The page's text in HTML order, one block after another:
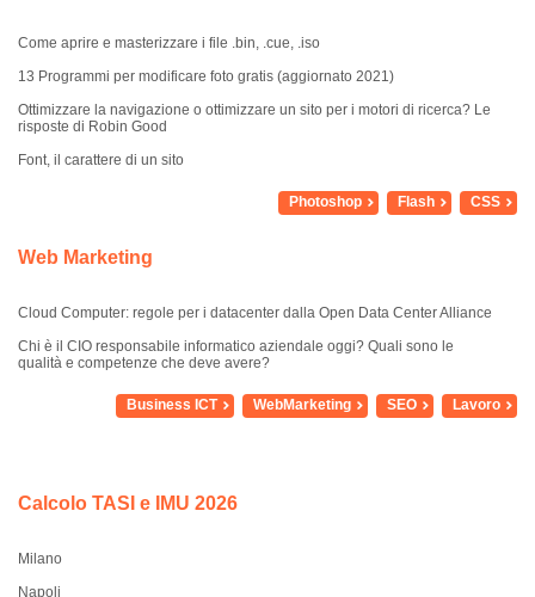
Come aprire e masterizzare i file .bin, .cue, .iso
13 Programmi per modificare foto gratis (aggiornato 2021)
Ottimizzare la navigazione o ottimizzare un sito per i motori di ricerca? Le
risposte di Robin Good
Font, il carattere di un sito
CSS
Flash
Photoshop
Web Marketing
Cloud Computer: regole per i datacenter dalla Open Data Center Alliance
Chi è il CIO responsabile informatico aziendale oggi? Quali sono le
qualità e competenze che deve avere?
Lavoro
SEO
WebMarketing
Business ICT
Calcolo TASI e IMU 2026
Milano
Napoli